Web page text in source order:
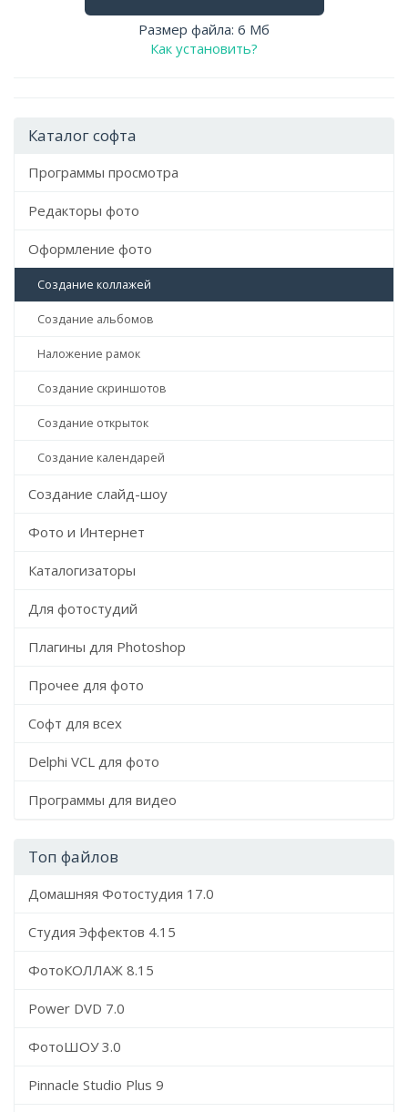
Размер файла: 6 Мб
Как установить?
Каталог софта
Программы просмотра
Редакторы фото
Оформление фото
Создание коллажей
Создание альбомов
Наложение рамок
Создание скриншотов
Создание открыток
Создание календарей
Создание слайд-шоу
Фото и Интернет
Каталогизаторы
Для фотостудий
Плагины для Photoshop
Прочее для фото
Софт для всех
Delphi VCL для фото
Программы для видео
Топ файлов
Домашняя Фотостудия 17.0
Студия Эффектов 4.15
ФотоКОЛЛАЖ 8.15
Power DVD 7.0
ФотоШОУ 3.0
Pinnacle Studio Plus 9